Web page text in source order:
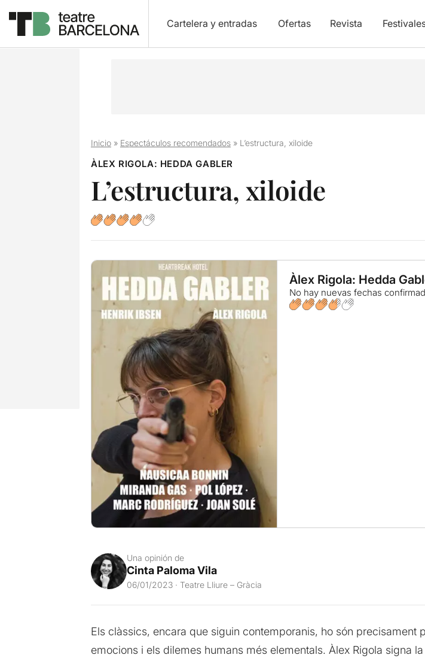
Cartelera y entradas Ofertas Revista
Inicio» Espectáculos recomendados» L’estructura, xiloide
ÀLEX RIGOLA: HEDDA GABLER
L’estructura, xiloide
Àlex Rigola: Hedda
No hay nuevas fechas
Una opinión de
Cinta Paloma Vila
06/01/2023 · Teatre Lliure – Gràcia
Els clàssics, encara que siguin contemporanis, ho són precisament
emocions i els dilemes humans més elementals. Àlex Rigola signa